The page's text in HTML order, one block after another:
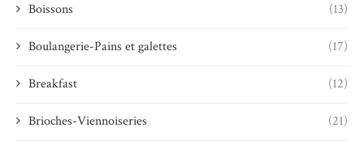
Boissons (13)
Boulangerie-Pains et galettes (17)
Breakfast (12)
Brioches-Viennoiseries (21)